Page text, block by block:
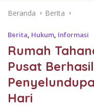
Beranda Berita
Berita, Hukum, Informasi
Rumah
Pusat
Hari